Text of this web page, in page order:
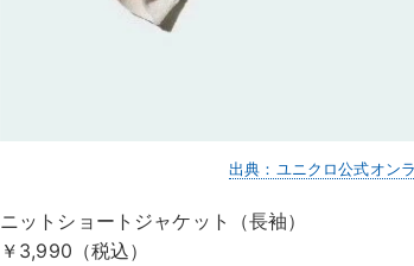
出典：ユニクロ公式オン
ニットショートジャケット（長袖）
￥3,990（税込）